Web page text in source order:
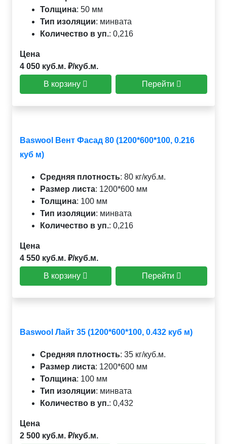
Толщина: 50 мм
Тип изоляции: минвата
Количество в уп.: 0,216
Цена
4 050 куб.м. ₽/куб.м.
В корзину Перейти
Baswool Вент Фасад 80 (1200*600*100, 0.216
куб м)
Средняя плотность: 80 кг/куб.м.
Размер листа: 1200*600 мм
Толщина: 100 мм
Тип изоляции: минвата
Количество в уп.: 0,216
Цена
4 550 куб.м. ₽/куб.м.
В корзину Перейти
Baswool Лайт 35 (1200*600*100, 0.432 куб м)
Средняя плотность: 35 кг/куб.м.
Размер листа: 1200*600 мм
Толщина: 100 мм
Тип изоляции: минвата
Количество в уп.: 0,432
Цена
2 500 куб.м. ₽/куб.м.